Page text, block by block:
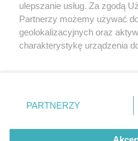
© 2026
ulepszanie usług. Za zgodą
Partnerzy możemy używać
geolokalizacyjnych oraz
charakterystykę urządzenia
zmienić/wycofać klikając
znajdujący się w lewym
rodzaje przetwarzania
PARTNERZY